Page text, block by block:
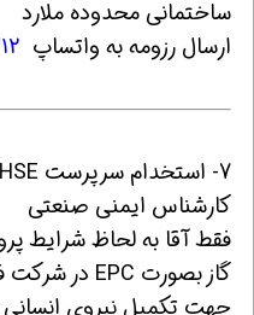
ساختمانی محدوده ملارد
ارسال رزومه به واتساپ
کارشناس ایمنی صنعتی
فقط آقا به لحاظ شرایط
گاز بصورت EPC در شرکت فعال در صنعت نفت و گاز
جهت تکمیل نیروی انسانی